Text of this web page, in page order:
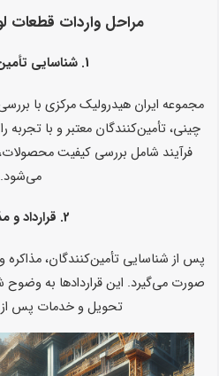
مراحل واردات قطعات
1. شناسایی
مجموعه ایران هیدرولیک مرکزی با
چینی، تأمین‌کنندگان معتبر و با
فرآیند شامل بررسی کیفیت
می‌شود.
2. قرارداد و
پس از شناسایی تأمین‌کنندگان، مذاکره
صورت می‌گیرد. این قراردادها به
تحویل و خدمات پس